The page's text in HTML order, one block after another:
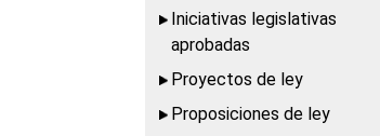
Iniciativas legislativas
aprobadas
Proyectos de ley
Proposiciones de ley